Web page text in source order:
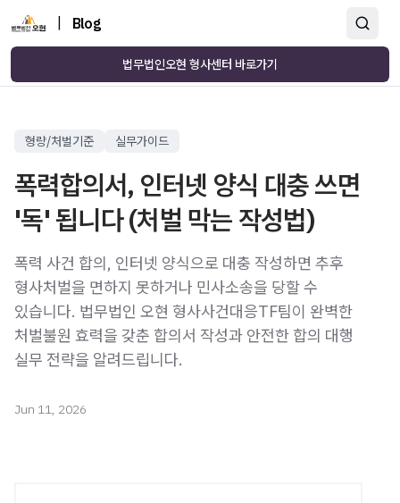
Blog
법무법인오현 형사센터 바로가기
형량/처벌기준 실무가이드
폭력합의서, 인터넷 양식 대충 쓰면
'독' 됩니다 (처벌 막는 작성법)
폭력 사건 합의, 인터넷 양식으로 대충 작성하면 추후
형사처벌을 면하지 못하거나 민사소송을 당할 수
있습니다. 법무법인 오현 형사사건대응TF팀이 완벽한
처벌불원 효력을 갖춘 합의서 작성과 안전한 합의 대행
실무 전략을 알려드립니다.
Jun 11, 2026